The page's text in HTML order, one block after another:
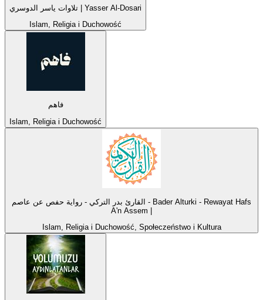
تلاوات ياسر الدوسري | Yasser Al-Dosari
Islam, Religia i Duchowość
فاهم
Islam, Religia i Duchowość
القارئ بدر التركي - رواية حفص عن عاصم - Bader Alturki - Rewayat Hafs
A'n Assem |
Islam, Religia i Duchowość, Społeczeństwo i Kultura